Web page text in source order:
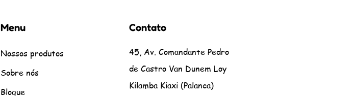
Menu
Nossos produtos
Sobre nós
Blogue
Contato
45, Av. Comandante Pedro
de Castro Van Dunem Loy
Kilamba Kiaxi (Palanca)